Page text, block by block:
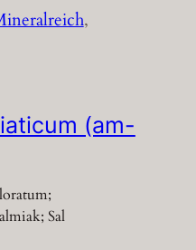
(am-
Sal